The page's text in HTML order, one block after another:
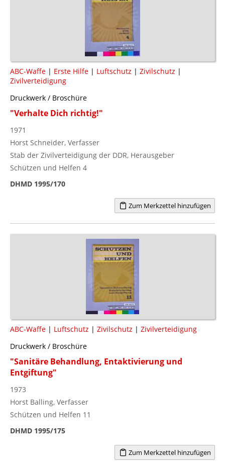
ABC-Waffe | Erste Hilfe | Luftschutz | Zivilschutz |
Zivilverteidigung
Druckwerk / Broschüre
"Verhalte Dich richtig!"
1971
Horst Schneider, Verfasser
Stab der Zivilverteidigung der DDR, Herausgeber
Schützen und Helfen 4
DHMD 1995/170
Zum Merkzettel hinzufügen
ABC-Waffe | Luftschutz | Zivilschutz | Zivilverteidigung
Druckwerk / Broschüre
"Sanitäre Behandlung, Entaktivierung und
Entgiftung"
1973
Horst Balling, Verfasser
Schützen und Helfen 11
DHMD 1995/175
Zum Merkzettel hinzufügen